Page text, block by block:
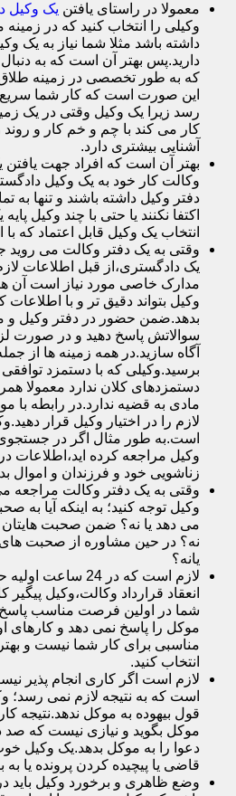
معمولا در راستای یافتن یک وکیل
وکیلی را انتخاب کنید که در زمینه
داشته باشد مثلا شما نیاز به یک
دارید.پس بهتر آن است که به
که به طور تخصصی در زمینه طلاق
این صورت است که کار شما سریع
رسد زیرا یک وکیل وقتی در یک
کار می کند با چم و خم کار و
آشنایی بیشتری دارد.
بهتر آن است که افراد جهت
وکالت کار خود به یک وکیل
دفتر وکیل داشته باشند و تنها به
اکتفا نکنند یا حتی با چند وکیل
انتخاب یک وکیل قابل اعتماد که
وقتی به یک دفتر وکالت می روید
یک دادگستری،از قبل اطلاعات
مدارک خاصی مورد نیاز است آن ها
وکیل بتواند دقیق تر و با
بدهد.ضمن حضور در دفتر وکیل و
سوالاتش پاسخ دهید و در صورت
آگاه سازید.در همه زمینه ها از
برسید.وکیلی که با دستمزد
دستمزدهای کلان ندارد معمولا
مادی به قضیه ندارد.در رابطه با
لازم را در اختیار وکیل قرار
است.به طور مثال اگر در
وکیل مراجعه کرده
زناشویی خود و فرزندان و اموال
وقتی به یک دفتر وکالت مراجعه
وکیل توجه کنید؛ به اینکه آیا
می دهد یا نه؟ ضمن صحبت
نه؟ در حین مشاوره از صحبت
یانه؟
لازم است که در 24
انعقاد قرارداد وکالت،وکیل
شما در اولین فرصت مناسب پاسخ
موکل را پاسخ نمی دهد و کارهای
مناسبی برای کار شما نیست و
انتخاب کنید.
لازم است اگر کاری انجام پذیر
است که به نتیجه لازم نمی رسد؛
قول بیهوده به موکل ندهد.نتیجه
موکل بگوید و نیازی نیست که
دعوا را به موکل بدهد.یک وکیل
قاضی یا پیچیده کردن پرونده یا به
وضع ظاهری و برخورد وکیل